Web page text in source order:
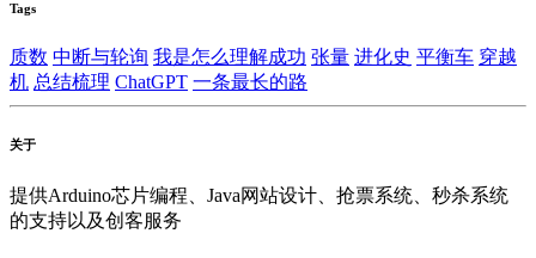
Tags
质数 中断与轮询 我是怎么理解成功 张量 进化史 平衡车 穿越
机 总结梳理 ChatGPT 一条最长的路
关于
提供Arduino芯片编程、Java网站设计、抢票系统、秒杀系统
的支持以及创客服务